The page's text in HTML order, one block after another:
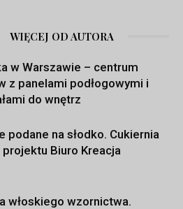
WIĘCEJ OD AUTORA
w Warszawie – centrum
z panelami podłogowymi i
do wnętrz
podane na słodko. Cukiernia
projektu Biuro Kreacja
włoskiego wzornictwa.